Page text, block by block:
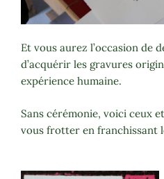
Et vous aurez l’occasion de
d’acquérir les gravures
expérience humaine.
Sans cérémonie, voici ceux
vous frotter en franchissant